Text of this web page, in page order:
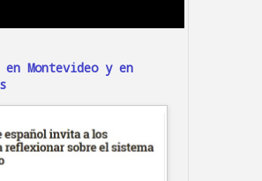
Montevideo y en